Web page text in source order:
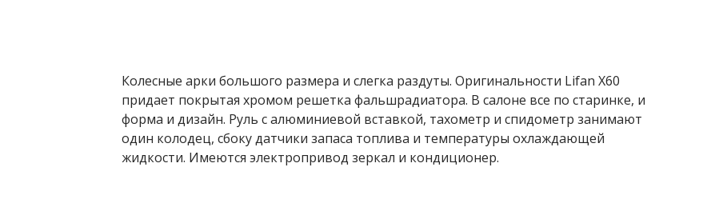
Колесные арки большого размера и слегка раздуты. Оригинальности Lifan X60
придает покрытая хромом решетка фальшрадиатора. В салоне все по старинке, и
форма и дизайн. Руль с алюминиевой вставкой, тахометр и спидометр занимают
один колодец, сбоку датчики запаса топлива и температуры охлаждающей
жидкости. Имеются электропривод зеркал и кондиционер.